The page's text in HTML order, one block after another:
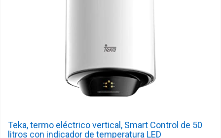
Teka, termo eléctrico vertical, Smart Control de 50
litros con indicador de temperatura LED